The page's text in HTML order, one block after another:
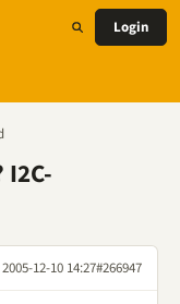
Login
2005-12-10 14:27#266947